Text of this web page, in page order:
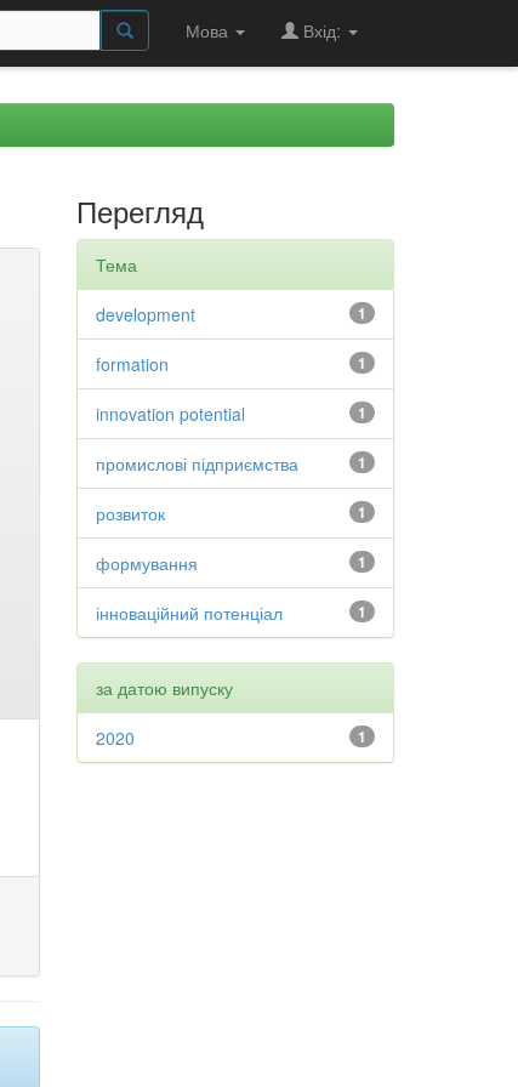
Мова Вхід:
Перегляд
Тема
1
development
1
formation
1
innovation potential
1
промислові підприємства
1
розвиток
1
формування
1
інноваційний потенціал
за датою випуску
1
2020